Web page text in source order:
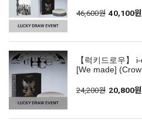
46,600원 40,100원
【럭키드로우】
[We made]
24,200원 20,800원